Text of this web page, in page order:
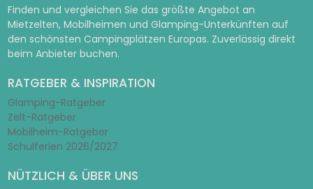
Finden und vergleichen Sie das größte Angebot an
Mietzelten, Mobilheimen und Glamping-Unterkünften auf
den schönsten Campingplätzen Europas. Zuverlässig direkt
beim Anbieter buchen.
RATGEBER & INSPIRATION
Glamping-Ratgeber
Zelt-Ratgeber
Mobilheim-Ratgeber
Schulferien 2026/2027
NÜTZLICH & ÜBER UNS